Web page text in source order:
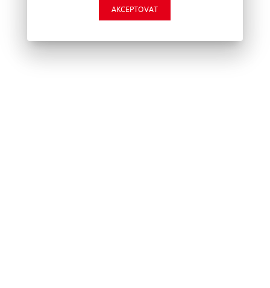
AKCEPTOVAT